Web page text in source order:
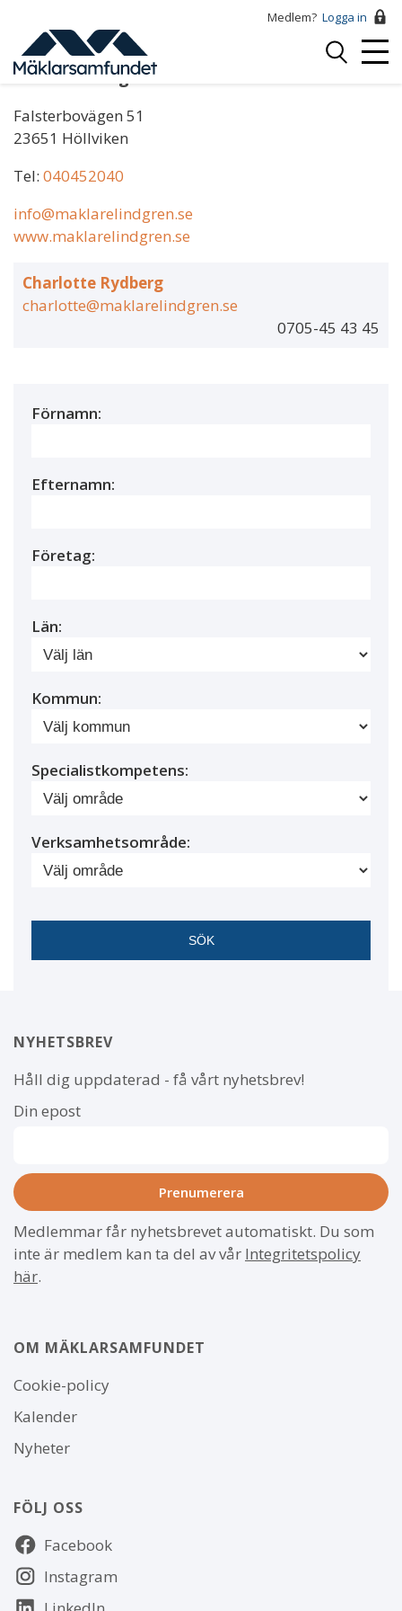
huvudinnehåll
Medlem? Logga in
Logga
Mäklare Lindgren & Döttrar
Falsterbovägen 51
23651 Höllviken
Tel: 040452040
info@maklarelindgren.se
www.maklarelindgren.se
Charlotte Rydberg
charlotte@maklarelindgren.se
0705-45 43 45
Förnamn:
Efternamn:
Företag:
Län:
Kommun:
Specialistkompetens:
Verksamhetsområde:
NYHETSBREV
Håll dig uppdaterad - få vårt nyhetsbrev!
Din epost
Medlemmar får nyhetsbrevet automatiskt. Du som
inte är medlem kan ta del av vår Integritetspolicy
här.
OM MÄKLARSAMFUNDET
Om
webbplatsen
Cookie-policy
Kalender
Nyheter
FÖLJ OSS
Följ
oss Facebook
Instagram